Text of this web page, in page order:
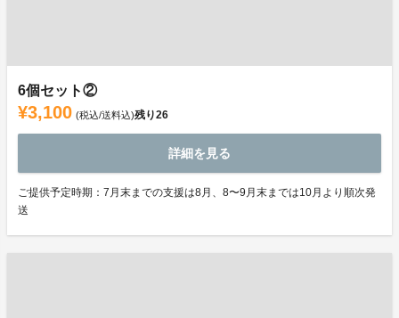
6個セット②
¥3,100 (税込/送料込)残り26
詳細を見る
ご提供予定時期：7月末までの支援は8月、8〜9月末までは10月より順次発
送